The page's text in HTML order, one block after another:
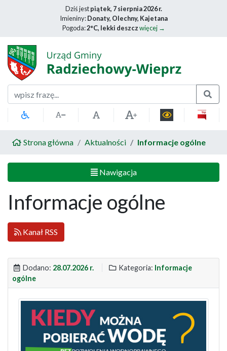
Dziś jestpiątek, 7 sierpnia 2026 r.
Imieniny:Donaty, Olechny, Kajetana
Pogoda:2°C, lekki deszczwięcej →
Szukaj
Strona główna Aktualności Informacje ogólne
Nawigacja
Informacje ogólne
Kanał RSS
Dodano: 28.07.2026 r. Kategoria: Informacje
ogólne